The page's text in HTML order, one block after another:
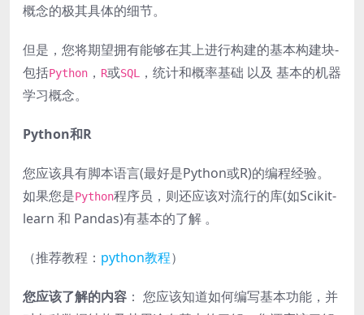
概念的极其具体的细节。
但是，您将期望拥有能够在其上进行构建的基本构建块-
包括Python ， R或SQL
，统计和概率基础 以及 基本的机器
学习概念。
Python和R
您应该具有脚本语言(最好是Python或R)的编程经验。
如果您是Python程序员，则还应该对流行的库(如Scikit-
learn 和 Pandas)有基本的了解 。
（推荐教程： python教程）
您应该了解的内容 ： 您应该知道如何编写基本功能，并